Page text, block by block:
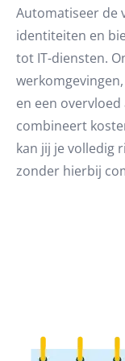
Automatiseer de
identiteiten en
tot IT-diensten.
en een
combineert
kan jij je volledig
zonder hierbij